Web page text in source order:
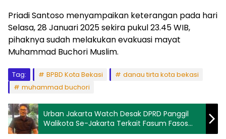
Priadi Santoso menyampaikan keterangan pada hari
Selasa, 28 Januari 2025 sekira pukul 23.45 WIB,
pihaknya sudah melakukan evakuasi mayat
Muhammad Buchori Muslim.
Tag: BPBD Kota Bekasi
danau tirta kota bekasi
muhammad buchori
Urban Jakarta Watch Desak DPRD Panggil
Walikota Se-Jakarta Terkait Fasum Fasos
Bermasalah